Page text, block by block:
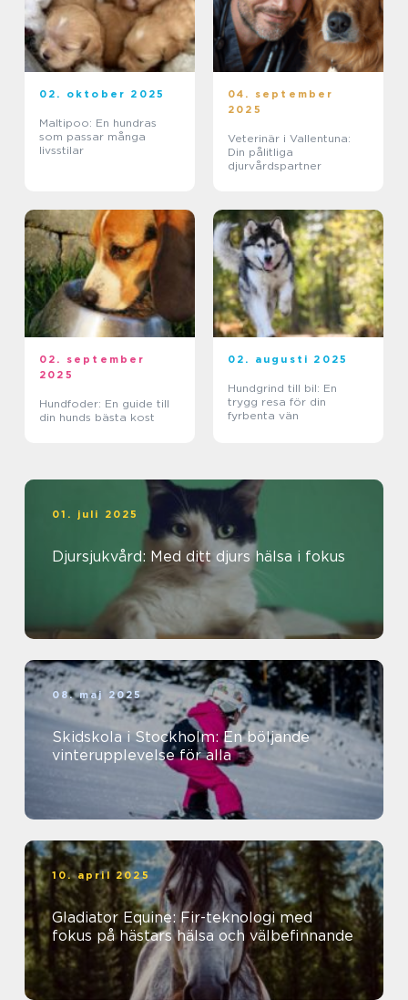
02. oktober 2025
Maltipoo: En hundras
som passar många
livsstilar
04. september
2025
Veterinär i Vallentuna:
Din pålitliga
djurvårdspartner
02. september
2025
Hundfoder: En guide till
din hunds bästa kost
02. augusti 2025
Hundgrind till bil: En
trygg resa för din
fyrbenta vän
01. juli 2025
Djursjukvård: Med ditt djurs hälsa i fokus
08. maj 2025
Skidskola i Stockholm: En böljande
vinterupplevelse för alla
10. april 2025
Gladiator Equine: Fir-teknologi med
fokus på hästars hälsa och välbefinnande